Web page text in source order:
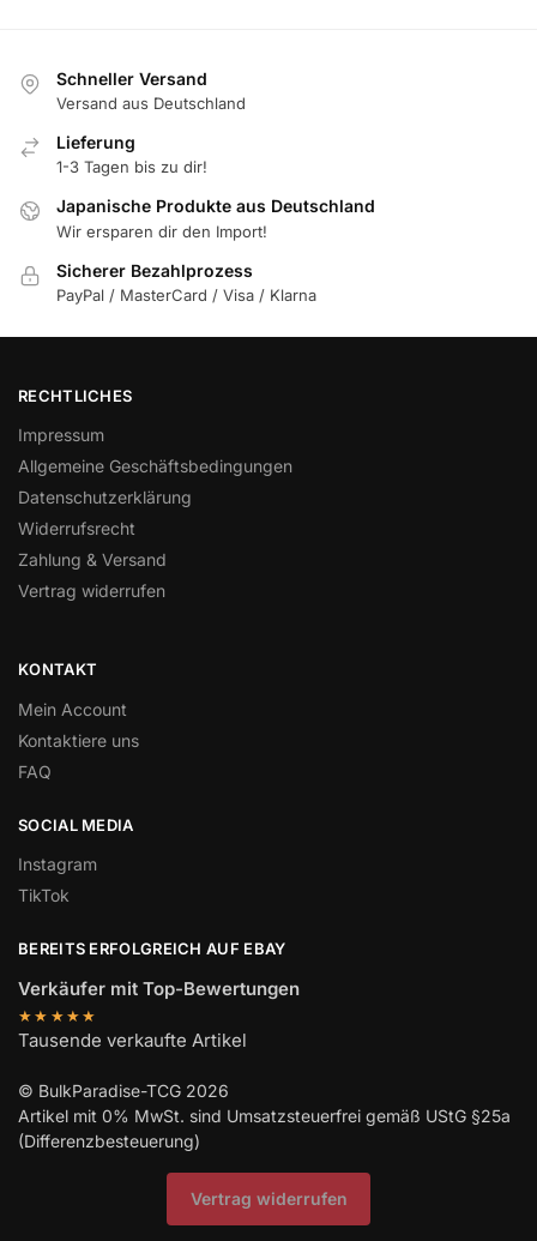
Schneller Versand
Versand aus Deutschland
Lieferung
1-3 Tagen bis zu dir!
Japanische Produkte aus Deutschland
Wir ersparen dir den Import!
Sicherer Bezahlprozess
PayPal / MasterCard / Visa / Klarna
RECHTLICHES
Impressum
Allgemeine Geschäftsbedingungen
Datenschutzerklärung
Widerrufsrecht
Zahlung & Versand
Vertrag widerrufen
KONTAKT
Mein Account
Kontaktiere uns
FAQ
SOCIAL MEDIA
Instagram
TikTok
BEREITS ERFOLGREICH AUF EBAY
Verkäufer mit Top-Bewertungen
★★★★★
Tausende verkaufte Artikel
© BulkParadise-TCG 2026
Artikel mit 0% MwSt. sind Umsatzsteuerfrei gemäß UStG §25a
(Differenzbesteuerung)
Vertrag widerrufen